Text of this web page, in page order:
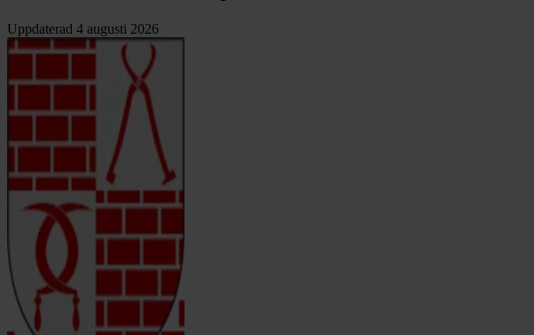
Uppdaterad 4 augusti 2026